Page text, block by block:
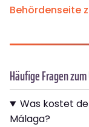
Behördenseite
Häufige Fragen
Was kostet
Málaga?